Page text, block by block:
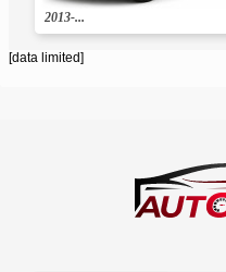
2013-...
[data limited]